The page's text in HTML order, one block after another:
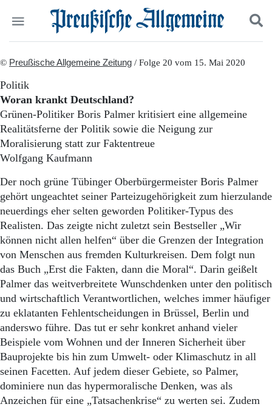
Start
Wer wir sind
Aktuelle Ausgabe
Abonnenten-Login
Abonnent werden
Abo Prämien
Archiv
Mediadaten
Politik
Panorama
Gesellschaft
Leben
Geschichte
Berlin-Brandenburg
Schlesien
Danzig und Westpreußen
Bücher
Kontakt
Impressum
Datenschutz
Suchen und finden
© Preußische Allgemeine Zeitung / Folge 20 vom 15. Mai 2020
Politik
Woran krankt Deutschland?
Grünen-Politiker Boris Palmer kritisiert eine allgemeine
Realitätsferne der Politik sowie die Neigung zur
Moralisierung statt zur Faktentreue
Wolfgang Kaufmann
Der noch grüne Tübinger Oberbürgermeister Boris Palmer
gehört ungeachtet seiner Parteizugehörigkeit zum hierzulande
neuerdings eher selten geworden Politiker-Typus des
Realisten. Das zeigte nicht zuletzt sein Bestseller „Wir
können nicht allen helfen“ über die Grenzen der Integration
von Menschen aus fremden Kulturkreisen. Dem folgt nun
das Buch „Erst die Fakten, dann die Moral“. Darin geißelt
Palmer das weitverbreitete Wunschdenken unter den politisch
und wirtschaftlich Verantwortlichen, welches immer häufiger
zu eklatanten Fehlentscheidungen in Brüssel, Berlin und
anderswo führe. Das tut er sehr konkret anhand vieler
Beispiele vom Wohnen und der Inneren Sicherheit über
Bauprojekte bis hin zum Umwelt- oder Klimaschutz in all
seinen Facetten. Auf jedem dieser Gebiete, so Palmer,
dominiere nun das hypermoralische Denken, was als
Anzeichen für eine „Tatsachenkrise“ zu werten sei. Zudem